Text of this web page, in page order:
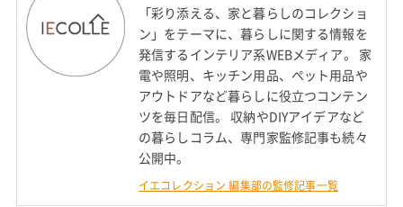
「彩り添える、家と暮らしのコレクショ
ン」をテーマに、暮らしに関する情報を
発信するインテリア系WEBメディア。 家
電や照明、キッチン用品、ペット用品や
アウトドアなど暮らしに役立つコンテン
ツを毎日配信。 収納やDIYアイデアなど
の暮らしコラム、専門家監修記事も続々
公開中。
イエコレクション 編集部の監修記事一覧